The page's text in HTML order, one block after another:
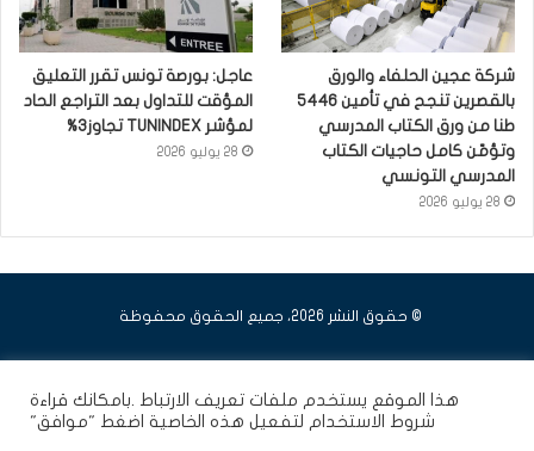
شركة عجين الحلفاء والورق
بالقصرين تنجح في تأمين 5446
طنا من ورق الكتاب المدرسي
وتؤمّن كامل حاجيات الكتاب
المدرسي التونسي
28 يوليو 2026
عاجل: بورصة تونس تقرر التعليق
المؤقت للتداول بعد التراجع الحاد
لمؤشر TUNINDEX تجاوز3%
28 يوليو 2026
© حقوق النشر 2026، جميع الحقوق محفوظة
هذا الموقع يستخدم ملفات تعريف الارتباط .بامكانك قراءة
شروط الاستخدام لتفعيل هذه الخاصية اضغط "موافق"